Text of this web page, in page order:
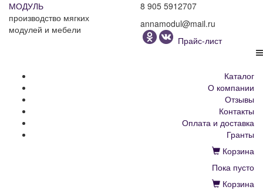
МОДУЛЬ
производство мягких
модулей и мебели
8 905 5912707
annamodul@mail.ru
Прайс-лист
Каталог
О компании
Отзывы
Контакты
Оплата и доставка
Гранты
Корзина
Пока пусто
Корзина